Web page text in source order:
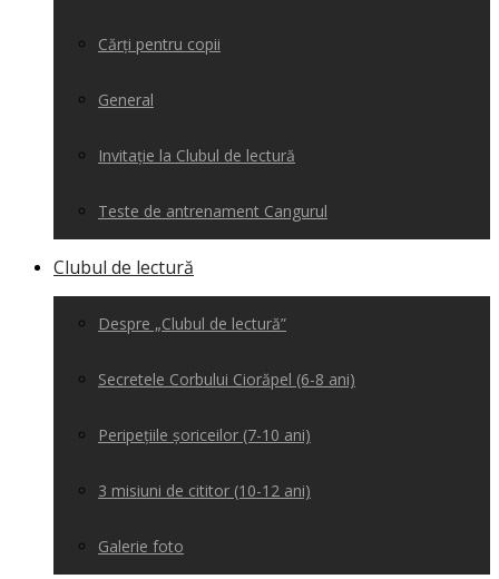
Cărți pentru copii
General
Invitație la Clubul de lectură
Teste de antrenament Cangurul
Clubul de lectură
Despre „Clubul de lectură”
Secretele Corbului Ciorăpel (6-8 ani)
Peripețiile șoriceilor (7-10 ani)
3 misiuni de cititor (10-12 ani)
Galerie foto